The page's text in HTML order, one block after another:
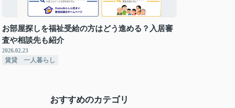
お部屋探しを福祉受給の方はどう進める？入居審
査や相談先も紹介
2026.02.23
賃貸 一人暮らし
おすすめのカテゴリ